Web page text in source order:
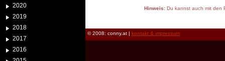
2020
2019
2018
2017
2016
Hinweis:Du kannst auch mit den
© 2008: conny.at | kontakt & impressum